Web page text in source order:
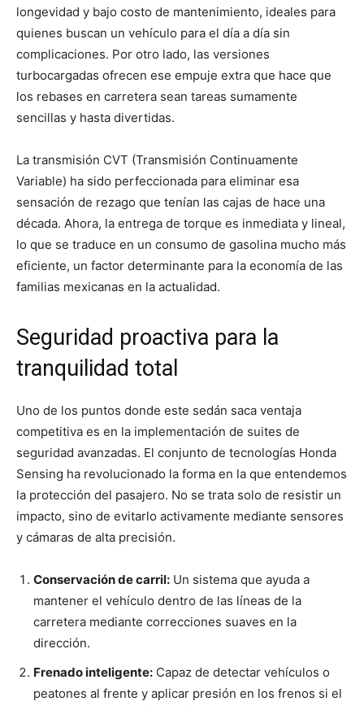
longevidad y bajo costo de mantenimiento, ideales para
quienes buscan un vehículo para el día a día sin
complicaciones. Por otro lado, las versiones
turbocargadas ofrecen ese empuje extra que hace que
los rebases en carretera sean tareas sumamente
sencillas y hasta divertidas.
La transmisión CVT (Transmisión Continuamente
Variable) ha sido perfeccionada para eliminar esa
sensación de rezago que tenían las cajas de hace una
década. Ahora, la entrega de torque es inmediata y lineal,
lo que se traduce en un consumo de gasolina mucho más
eficiente, un factor determinante para la economía de las
familias mexicanas en la actualidad.
Seguridad proactiva para la
tranquilidad total
Uno de los puntos donde este sedán saca ventaja
competitiva es en la implementación de suites de
seguridad avanzadas. El conjunto de tecnologías Honda
Sensing ha revolucionado la forma en la que entendemos
la protección del pasajero. No se trata solo de resistir un
impacto, sino de evitarlo activamente mediante sensores
y cámaras de alta precisión.
Conservación de carril: Un sistema que ayuda a
mantener el vehículo dentro de las líneas de la
carretera mediante correcciones suaves en la
dirección.
Frenado inteligente: Capaz de detectar vehículos o
peatones al frente y aplicar presión en los frenos si el